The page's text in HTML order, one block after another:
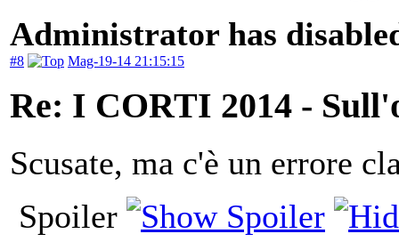
Administrator has
#8 Mag-19-14 21:15:15
Re: I CORTI 2014 -
Scusate, ma c'è un errore
Spoiler